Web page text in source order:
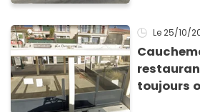
Le 25/10/
toujours